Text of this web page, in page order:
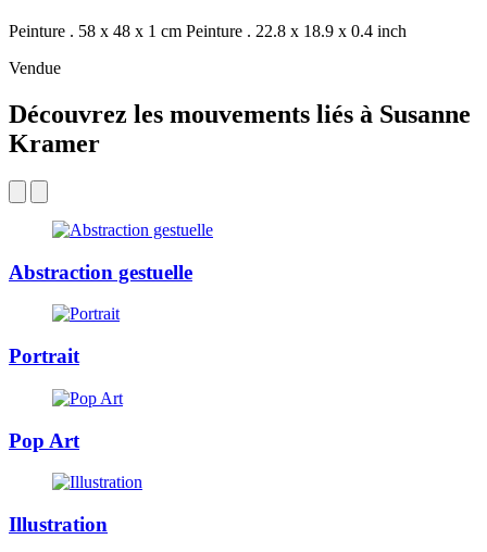
Peinture . 58 x 48 x 1 cm Peinture . 22.8 x 18.9 x 0.4 inch
Vendue
Découvrez les mouvements liés à Susanne
Kramer
Abstraction gestuelle
Portrait
Pop Art
Illustration